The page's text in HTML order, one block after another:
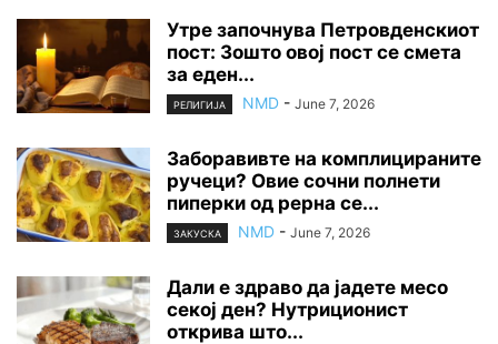
Утре започнува Петровденскиот
пост: Зошто овој пост се смета
за еден...
РЕЛИГИЈА NMD - June 7, 2026
Заборавивте на комплицираните
ручеци? Овие сочни полнети
пиперки од рерна се...
ЗАКУСКА NMD - June 7, 2026
Дали е здраво да јадете месо
секој ден? Нутриционист
открива што...